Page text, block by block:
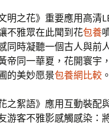
明之花》重要應用高清
不雅眾在此聞到花包養
同時凝聽一個古人與前
帝同一華夏，花開寰宇
的美妙愿景包養網比較 。
之絮語》應用互動裝配
游客不雅影感觸感染：